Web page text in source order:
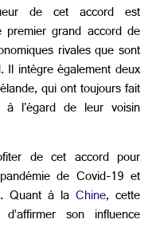
de cet accord est
grand accord de
rivales que sont
intègre également deux
qui ont toujours fait
à l'égard de leur voisin
de cet accord pour
de Covid-19 et
Quant à la Chine, cette
son influence